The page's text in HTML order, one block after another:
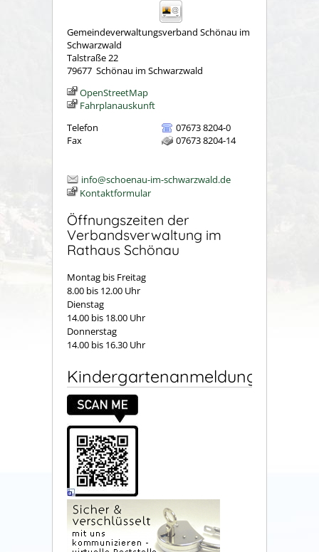
Gemeindeverwaltungsverband Schönau im
Schwarzwald
Talstraße 22
79677 Schönau im Schwarzwald
OpenStreetMap
Fahrplanauskunft
Telefon
07673 8204-0
Fax
07673 8204-14
info@schoenau-im-schwarzwald.de
Kontaktformular
Öffnungszeiten der
Verbandsverwaltung im
Rathaus Schönau
Montag bis Freitag
8.00 bis 12.00 Uhr
Dienstag
14.00 bis 18.00 Uhr
Donnerstag
14.00 bis 16.30 Uhr
Kindergartenanmeldung